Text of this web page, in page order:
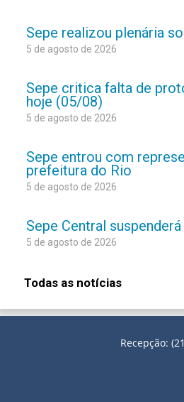
Sepe realizou plenária
5 de agosto de 2026
Sepe critica falta de
hoje (05/08)
5 de agosto de 2026
Sepe entrou com
prefeitura do Rio
5 de agosto de 2026
Sepe Central
5 de agosto de 2026
Todas as notícias
Recepção: